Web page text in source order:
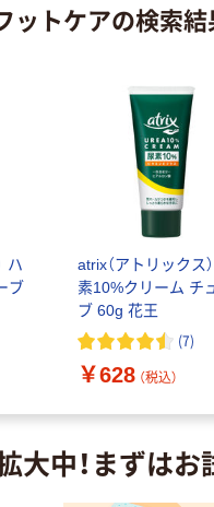
ットケアの検索結
ハ
ブ
atrix（アトリックス
素10%クリーム チ
ブ 60g 花王
(7)
￥628 （税込）
大中！まずは